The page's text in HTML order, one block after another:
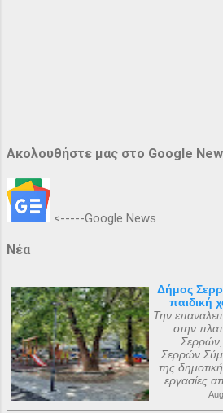
Ακολουθήστε μας στο Google
<-----Google News
Νέα
Δήμος
παιδική
Την
στην
της
εργασίες